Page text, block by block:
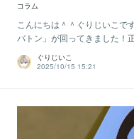
コラム
こんにちは＾＾ぐりじいこで
バトン」が回ってきました！
ぐりじいこ
2025/10/15 15:21